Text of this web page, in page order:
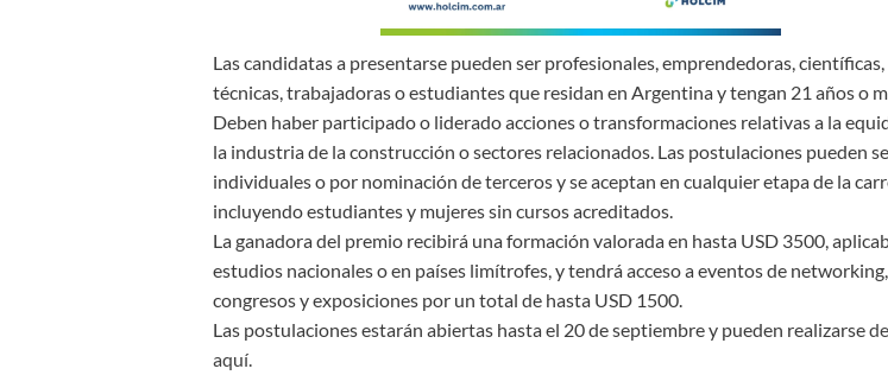
Las candidatas a presentarse pueden ser profesionales, emprendedoras, científicas,
técnicas, trabajadoras o estudiantes que residan en Argentina y tengan 21 años o
Deben haber participado o liderado acciones o transformaciones relativas a la
la industria de la construcción o sectores relacionados. Las postulaciones pueden
individuales o por nominación de terceros y se aceptan en cualquier etapa de la
incluyendo estudiantes y mujeres sin cursos acreditados.
La ganadora del premio recibirá una formación valorada en hasta USD 3500,
estudios nacionales o en países limítrofes, y tendrá acceso a eventos de
congresos y exposiciones por un total de hasta USD 1500.
Las postulaciones estarán abiertas hasta el 20 de septiembre y pueden realizarse
aquí.